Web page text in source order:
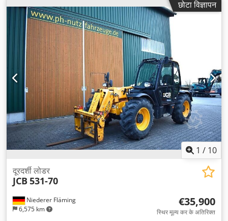
भार वजन:4,723 किग्रा, धुरा विन्यास:4x4, सस्पेंशन:इस्पात, सीटों की संख्या:
, चालक केबिन:डे कैब, व्हीलबेस:3,000 मिमी, ब्रेक:अन्य, उत्सर्जन श्रेणी:
कोई नहीं
, उपकरण: एबीएस, एयर कंडीशनिंग, ऑनबोर्ड कम्प्यूटर, कैबिन, ट्रेलर
कप्लिंग, पावर असिस्टेड स्टीयरिंग, सभी पहियों की ड्राइव,
छोटा विज्ञापन
1 / 10
Niederer Fläming
6,575 km
दूरदर्शी लोडर
JCB 531-70
€35,900
स्थिर मूल्य कर के अतिरिक्त